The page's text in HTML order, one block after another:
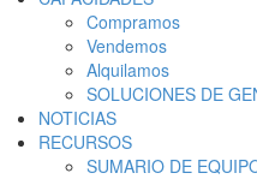
Compramos
Vendemos
Alquilamos
SOLUCIONES DE
NOTICIAS
RECURSOS
SUMARIO DE